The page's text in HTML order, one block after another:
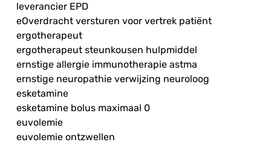
leverancier EPD
eOverdracht versturen voor vertrek patiënt
ergotherapeut
ergotherapeut steunkousen hulpmiddel
ernstige allergie immunotherapie astma
ernstige neuropathie verwijzing neuroloog
esketamine
esketamine bolus maximaal 0
euvolemie
euvolemie ontzwellen